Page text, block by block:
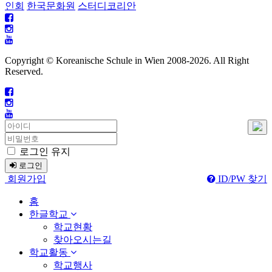
인회 한국문화원 스터디코리안
Copyright © Koreanische Schule in Wien 2008-2026. All Right
Reserved.
로그인 유지
로그인
회원가입 ID/PW 찾기
홈
한글학교
학교현황
찾아오시는길
학교활동
학교행사